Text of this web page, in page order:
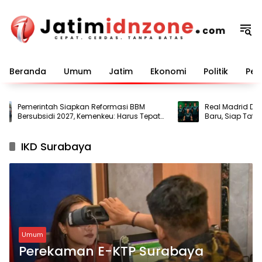
konten
Beranda Umum Jatim Ekonomi Politik
Pemerintah Siapkan Reformasi BBM
Bersubsidi 2027, Kemenkeu: Harus Tepat
Sasaran
Real Madrid
Baru, Siap Tatap
IKD Surabaya
Umum
Perekaman E-KTP Surabaya